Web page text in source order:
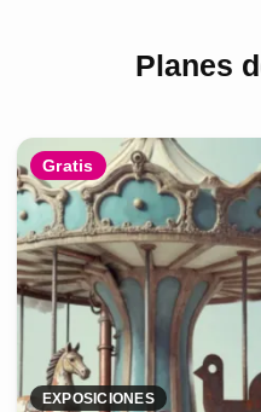
Planes
Gratis
EXPOSICIONES